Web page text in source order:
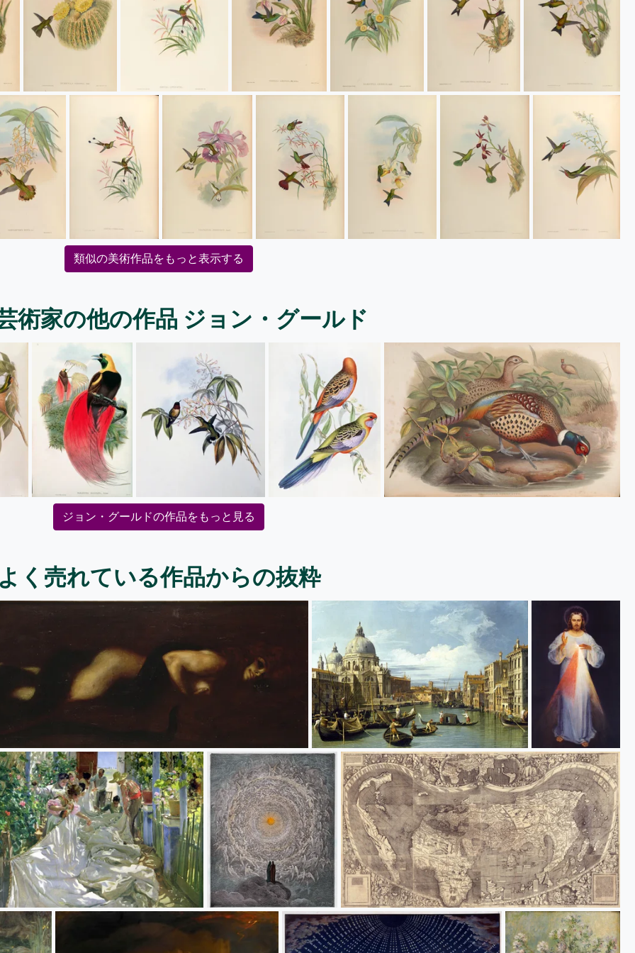
類似の美術作品をもっと表示する
術家の他の作品 ジョン・グールド
ジョン・グールドの作品をもっと見る
く売れている作品からの抜粋